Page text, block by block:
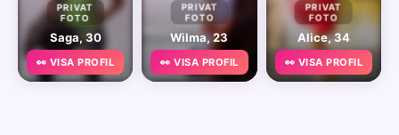
PRIVAT
FOTO
Saga, 30
👀 VISA PROFIL
PRIVAT
FOTO
Wilma, 23
👀 VISA PROFIL
PRIVAT
FOTO
Alice, 34
👀 VISA PROFIL